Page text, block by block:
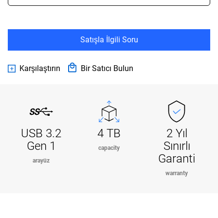
Satışla İlgili Soru
Karşılaştırın Bir Satıcı Bulun
USB 3.2
Gen 1
arayüz
4 TB
capacity
2 Yıl
Sınırlı
Garanti
warranty